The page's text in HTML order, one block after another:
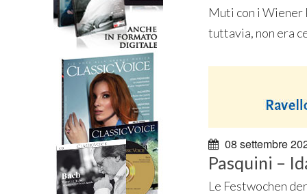
Muti con i Wiener
tuttavia, non era
08 settembre
Pasquini –
Le Festwochen